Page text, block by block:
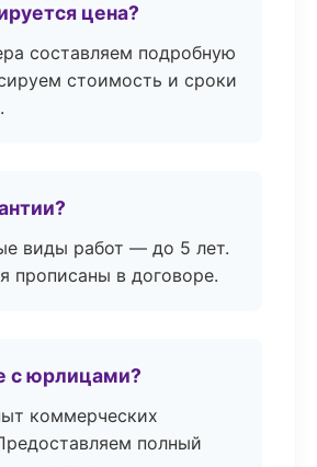
цена?
составляем подробную
стоимость и сроки
виды работ — до 5 лет.
прописаны в договоре.
с юрлицами?
коммерческих
полный